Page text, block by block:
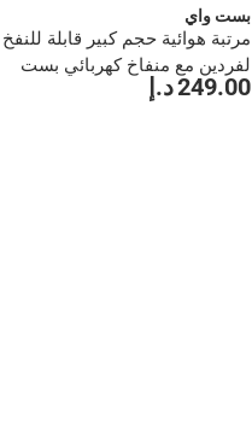
بست واي
مرتبة هوائية حجم كبير قابلة للنفخ
لفردين مع منفاخ كهربائي بست
واي (203 × 152 × 30 سم)
249.00 د.إ